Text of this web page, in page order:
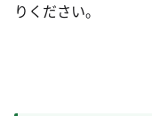
りください。